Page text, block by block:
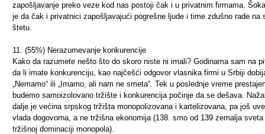
zapošljavanje preko veze kod nas postoji čak i u privatnim firmama.
je da čak i privatnici zapošljavajući pogrešne ljude i time zdušno rade na
štetu.
11. (55%) Nerazumevanje konkurencije
Kako da razumete nešto što do skoro niste ni imali? Godinama sam na
da li imate konkurenciju, kao najčešći odgovor vlasnika firmi u Srbiji
„Nemamo“ ili „Imamo, ali nam ne smeta“. Tek u poslednje vreme
budemo samoizolovano tržište i konkurencija počinje da se dešava.
dalje je većina srpskog tržišta monopolizovana i kartelizovana, pa još
vlada dogovorna, a ne tržišna ekonomija (138. smo od 139 zemalja sveta
tržišnoj dominaciji monopola).